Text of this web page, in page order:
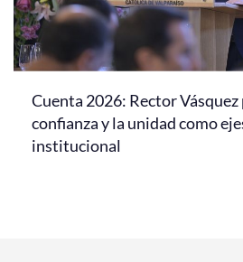
Cuenta 2026: Rector Vásquez
confianza y la unidad como
institucional